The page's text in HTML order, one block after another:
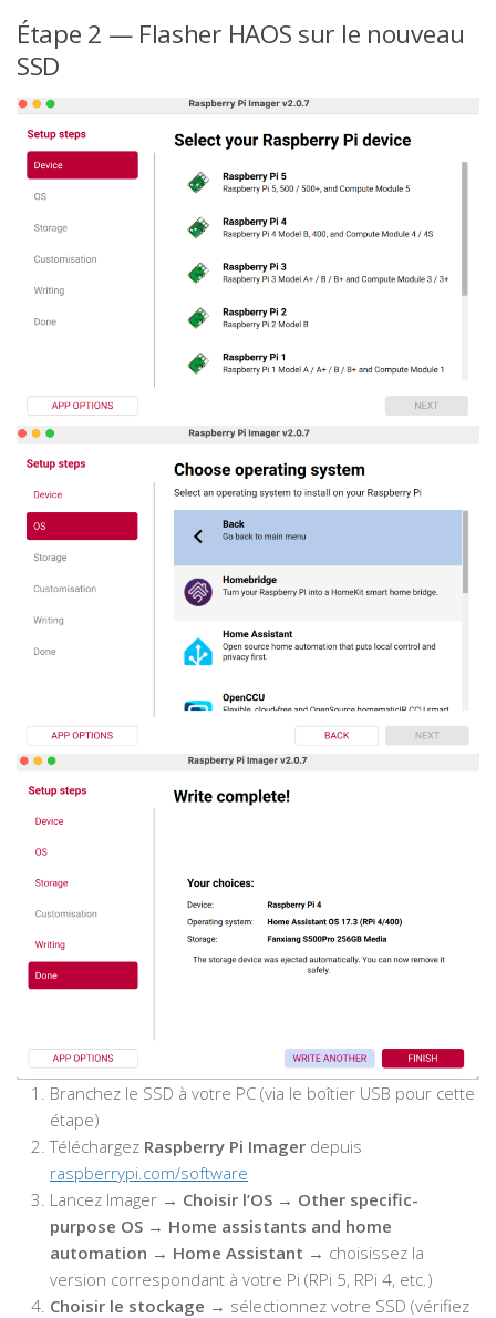
Étape 2 — Flasher HAOS sur le nouveau
SSD
Branchez le SSD à votre PC (via le boîtier USB pour cette
étape)
Téléchargez Raspberry Pi Imager depuis
raspberrypi.com/software
Lancez Imager → Choisir l’OS → Other specific-
purpose OS → Home assistants and home
automation → Home Assistant → choisissez la
version correspondant à votre Pi (RPi 5, RPi 4, etc.)
Choisir le stockage → sélectionnez votre SSD (vérifiez